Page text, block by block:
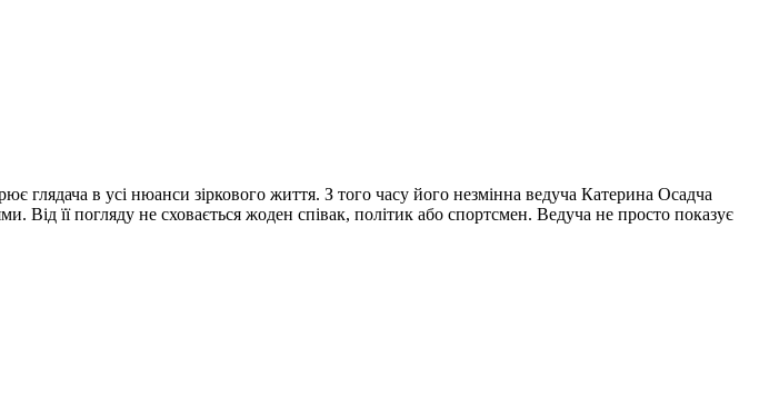
глядача в усі нюанси зіркового життя. З того часу його незмінна ведуча Катерина Осадча
Від її погляду не сховається жоден співак, політик або спортсмен. Ведуча не просто показує